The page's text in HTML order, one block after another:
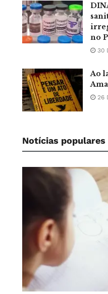
no
30
Ao
26
Notícias populares